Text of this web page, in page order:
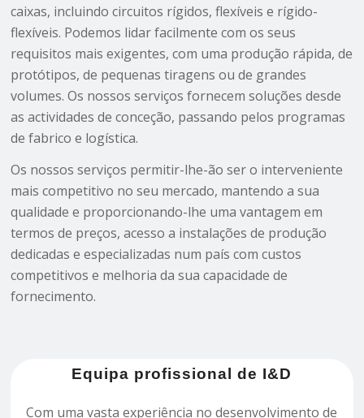
caixas, incluindo circuitos rígidos, flexíveis e rígido-
flexíveis. Podemos lidar facilmente com os seus
requisitos mais exigentes, com uma produção rápida, de
protótipos, de pequenas tiragens ou de grandes
volumes. Os nossos serviços fornecem soluções desde
as actividades de conceção, passando pelos programas
de fabrico e logística.
Os nossos serviços permitir-lhe-ão ser o interveniente
mais competitivo no seu mercado, mantendo a sua
qualidade e proporcionando-lhe uma vantagem em
termos de preços, acesso a instalações de produção
dedicadas e especializadas num país com custos
competitivos e melhoria da sua capacidade de
fornecimento.
Equipa profissional de I&D
Com uma vasta experiência no desenvolvimento de